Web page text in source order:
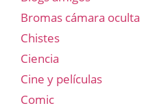
Bromas cámara oculta
Chistes
Ciencia
Cine y películas
Comic